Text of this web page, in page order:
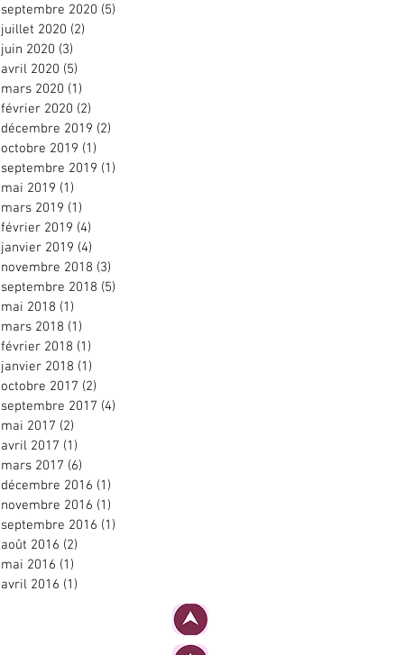
septembre 2020 (5)
juillet 2020 (2)
juin 2020 (3)
avril 2020 (5)
mars 2020 (1)
février 2020 (2)
décembre 2019 (2)
octobre 2019 (1)
septembre 2019 (1)
mai 2019 (1)
mars 2019 (1)
février 2019 (4)
janvier 2019 (4)
novembre 2018 (3)
septembre 2018 (5)
mai 2018 (1)
mars 2018 (1)
février 2018 (1)
janvier 2018 (1)
octobre 2017 (2)
septembre 2017 (4)
mai 2017 (2)
avril 2017 (1)
mars 2017 (6)
décembre 2016 (1)
novembre 2016 (1)
septembre 2016 (1)
août 2016 (2)
mai 2016 (1)
avril 2016 (1)